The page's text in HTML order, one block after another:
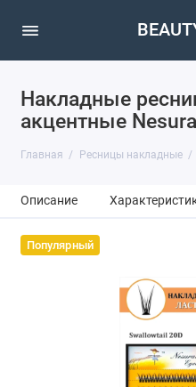
Накладные
акцентные
Главная Ресницы накладные
Описание
Популярный